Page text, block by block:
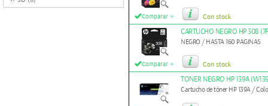
Comparar » Con stock
Comparar »
CARTUCHO NEGRO HP 308
NEGRO / HASTA 160 PAGINAS
Con stock
TONER NEGRO HP 139A
Cartucho de tóner HP 139A /